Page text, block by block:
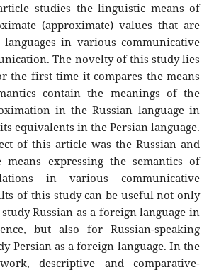
studies the linguistic means of
(approximate) values that are
in various communicative
The novelty of this study lies
the first time it compares the means
contain the meanings of the
in the Russian language in
equivalents in the Persian language.
of this article was the Russian and
means expressing the semantics of
in various communicative
of this study can be useful not only
Russian as a foreign language in
but also for Russian-speaking
Persian as a foreign language. In the
descriptive and comparative-